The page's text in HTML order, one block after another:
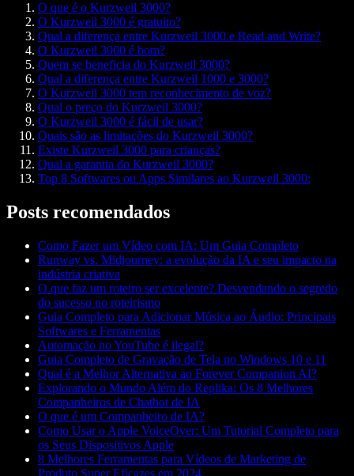
O que é o Kurzweil 3000?
O Kurzweil 3000 é gratuito?
Qual a diferença entre Kurzweil 3000 e Read and Write?
O Kurzweil 3000 é bom?
Quem se beneficia do Kurzweil 3000?
Qual a diferença entre Kurzweil 1000 e 3000?
O Kurzweil 3000 tem reconhecimento de voz?
Qual o preço do Kurzweil 3000?
O Kurzweil 3000 é fácil de usar?
Quais são as limitações do Kurzweil 3000?
Existe Kurzweil 3000 para crianças?
Qual a garantia do Kurzweil 3000?
Top 8 Softwares ou Apps Similares ao Kurzweil 3000:
Posts recomendados
Como Fazer um Vídeo com IA: Um Guia Completo
Runway vs. Midjourney: a evolução da IA e seu impacto na
indústria criativa
O que faz um roteiro ser excelente? Desvendando o segredo
do sucesso no roteirismo
Guia Completo para Adicionar Música ao Áudio: Principais
Softwares e Ferramentas
Automação no YouTube é ilegal?
Guia Completo de Gravação de Tela no Windows 10 e 11
Qual é a Melhor Alternativa ao Forever Companion AI?
Explorando o Mundo Além do Replika: Os 8 Melhores
Companheiros de Chatbot de IA
O que é um Companheiro de IA?
Como Usar o Apple VoiceOver: Um Tutorial Completo para
os Seus Dispositivos Apple
8 Melhores Ferramentas para Vídeos de Marketing de